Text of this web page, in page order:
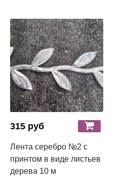
315 руб
Лента серебро №2 с
принтом в виде листьев
дерева 10 м